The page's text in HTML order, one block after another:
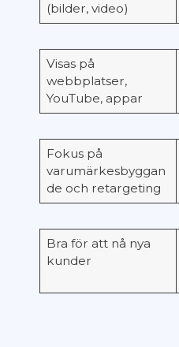
(bilder, video)
Visas på
webbplatser,
YouTube, appar
Fokus på
varumärkesbyggan
de och retargeting
Bra för att nå nya
kunder